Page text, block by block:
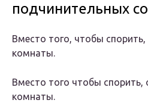
подчинительных
Вместо того, чтобы
комнаты.
Вместо того чтобы
комнаты.